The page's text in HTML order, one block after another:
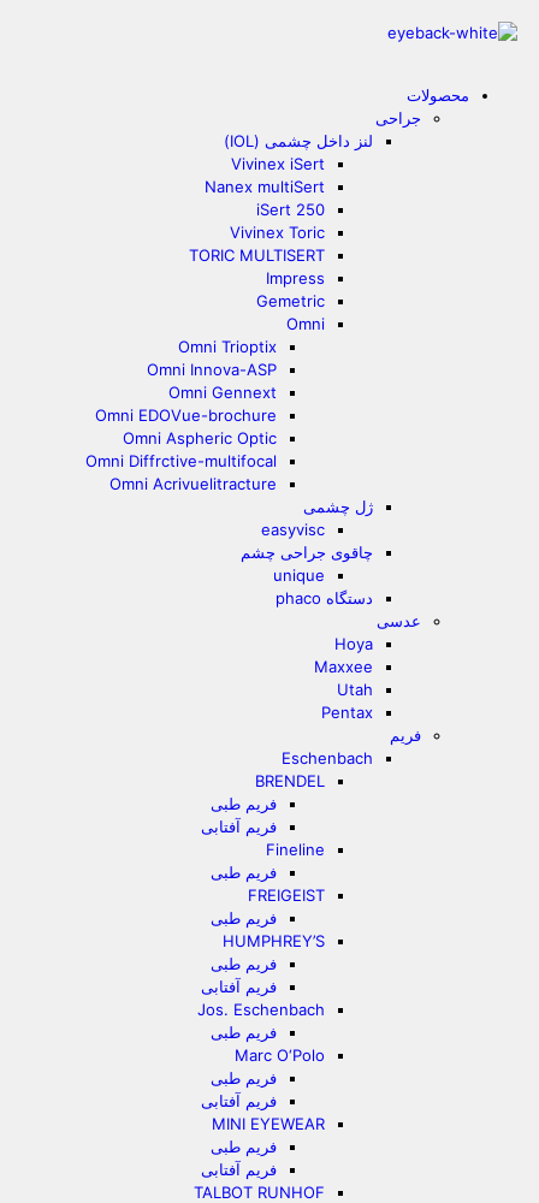
محصولات
جراحی
لنز داخل چشمی (IOL)
Vivinex iSert
Nanex multiSert
iSert 250
Vivinex Toric
TORIC MULTISERT
Impress
Gemetric
Omni
Omni Trioptix
Omni Innova-ASP
Omni Gennext
Omni EDOVue-brochure
Omni Aspheric Optic
Omni Diffrctive-multifocal
Omni Acrivuelitracture
ژل چشمی
easyvisc
چاقوی جراحی چشم
unique
دستگاه phaco
عدسی
Hoya
Maxxee
Utah
Pentax
فریم
Eschenbach
BRENDEL
فریم طبی
فریم آفتابی
Fineline
فریم طبی
FREIGEIST
فریم طبی
HUMPHREY’S
فریم طبی
فریم آفتابی
Jos. Eschenbach
فریم طبی
Marc O‘Polo
فریم طبی
فریم آفتابی
MINI EYEWEAR
فریم طبی
فریم آفتابی
TALBOT RUNHOF